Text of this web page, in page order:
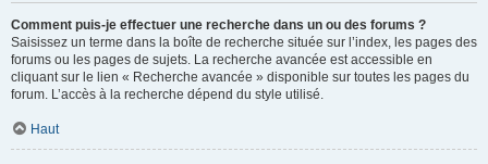
Comment puis-je effectuer une recherche dans un ou des forums ?
Saisissez un terme dans la boîte de recherche située sur l’index, les pages des
forums ou les pages de sujets. La recherche avancée est accessible en
cliquant sur le lien « Recherche avancée » disponible sur toutes les pages du
forum. L’accès à la recherche dépend du style utilisé.
Haut